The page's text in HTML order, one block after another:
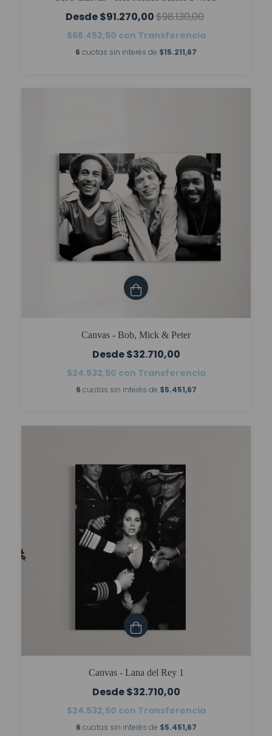
$91.270,00$98.130,00
$68.452,50 con Transferencia
6 cuotas sin interés de $15.211,67
Canvas - Bob, Mick & Peter
$32.710,00
$24.532,50 con Transferencia
6 cuotas sin interés de $5.451,67
Canvas - Lana del Rey 1
$32.710,00
$24.532,50 con Transferencia
6 cuotas sin interés de $5.451,67